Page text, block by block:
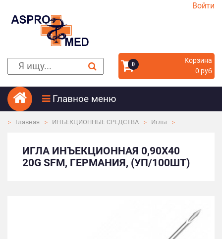
Войти
0
Корзина
0 руб
Главное меню
Главная ИНЪЕКЦИОННЫЕ СРЕДСТВА Иглы
ИГЛА ИНЪЕКЦИОННАЯ 0,90Х40
20G SFM, ГЕРМАНИЯ, (УП/100ШТ)